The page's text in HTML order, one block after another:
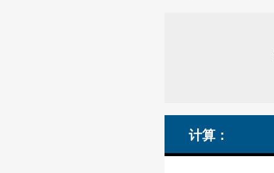
计算：